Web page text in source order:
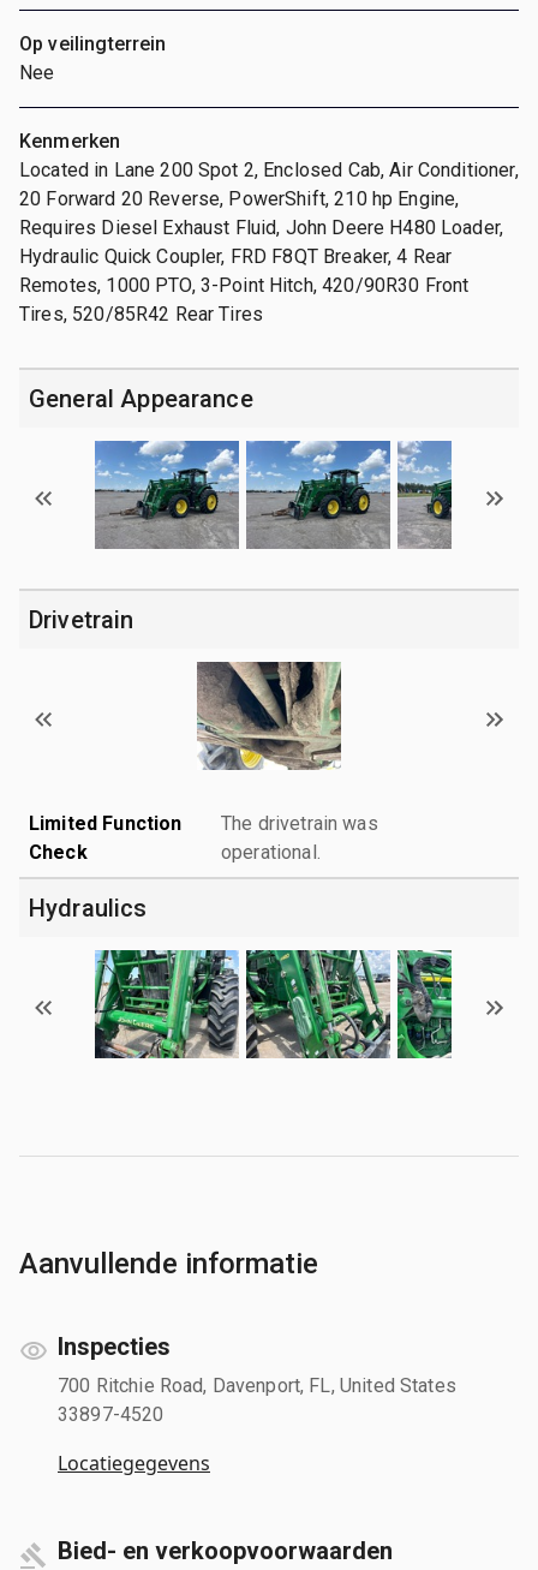
Op veilingterrein
Nee
Kenmerken
Located in Lane 200 Spot 2, Enclosed Cab, Air Conditioner,
20 Forward 20 Reverse, PowerShift, 210 hp Engine,
Requires Diesel Exhaust Fluid, John Deere H480 Loader,
Hydraulic Quick Coupler, FRD F8QT Breaker, 4 Rear
Remotes, 1000 PTO, 3-Point Hitch, 420/90R30 Front
Tires, 520/85R42 Rear Tires
General Appearance
Drivetrain
Limited Function
Check
The drivetrain was
operational.
Hydraulics
Aanvullende informatie
Inspecties
700 Ritchie Road, Davenport, FL, United States
33897-4520
Locatiegegevens
Bied- en verkoopvoorwaarden